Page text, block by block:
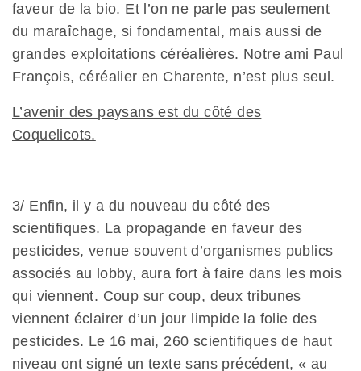
faveur de la bio. Et l’on ne parle pas seulement
du maraîchage, si fondamental, mais aussi de
grandes exploitations céréalières. Notre ami Paul
François, céréalier en Charente, n’est plus seul.
L’avenir des paysans est du côté des
Coquelicots.
3/ Enfin, il y a du nouveau du côté des
scientifiques. La propagande en faveur des
pesticides, venue souvent d’organismes publics
associés au lobby, aura fort à faire dans les mois
qui viennent. Coup sur coup, deux tribunes
viennent éclairer d’un jour limpide la folie des
pesticides. Le 16 mai, 260 scientifiques de haut
niveau ont signé un texte sans précédent, « au